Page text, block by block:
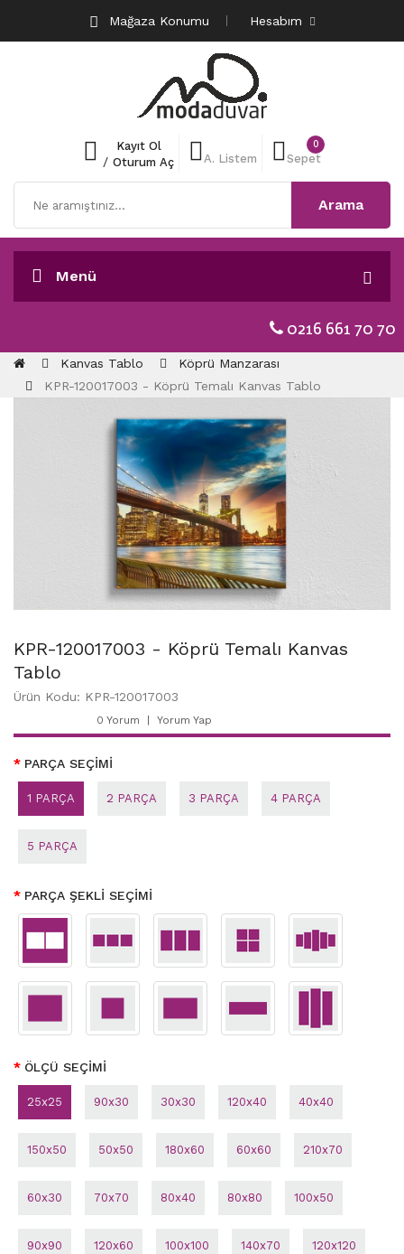
Mağaza Konumu Hesabım
Kayıt Ol
/ Oturum Aç A. Listem
0
Sepet
Arama
Menü
0216 661 70 70
Kanvas Tablo
Köprü Manzarası
KPR-120017003 - Köprü Temalı Kanvas Tablo
KPR-120017003 - Köprü Temalı Kanvas
Tablo
Ürün Kodu: KPR-120017003
0 Yorum Yorum Yap
PARÇA SEÇİMİ
1 PARÇA 2 PARÇA 3 PARÇA 4 PARÇA
5 PARÇA
PARÇA ŞEKLİ SEÇİMİ
ÖLÇÜ SEÇİMİ
25x25 90x30 30x30 120x40 40x40
150x50 50x50 180x60 60x60 210x70
60x30 70x70 80x40 80x80 100x50
90x90 120x60 100x100 140x70 120x120